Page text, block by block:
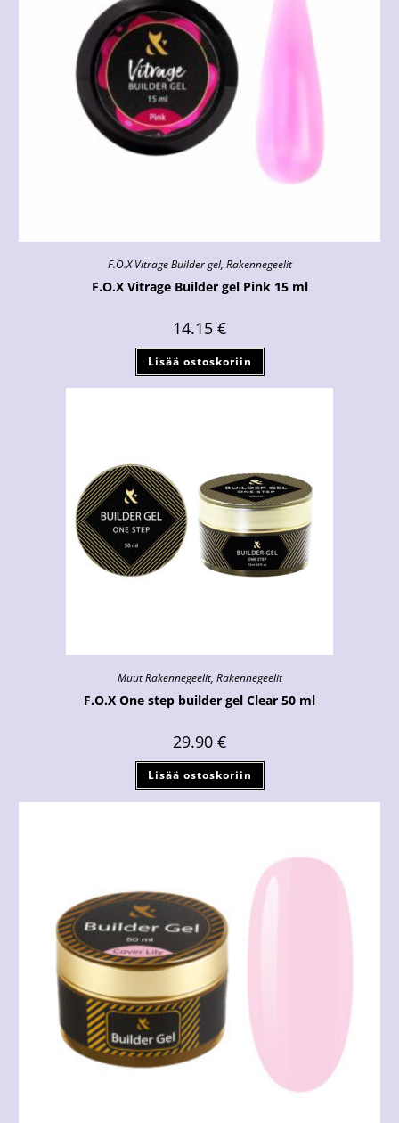
F.O.X Vitrage Builder gel, Rakennegeelit
F.O.X Vitrage Builder gel Pink 15 ml
14.15 €
Lisää ostoskoriin
Muut Rakennegeelit, Rakennegeelit
F.O.X One step builder gel Clear 50 ml
29.90 €
Lisää ostoskoriin